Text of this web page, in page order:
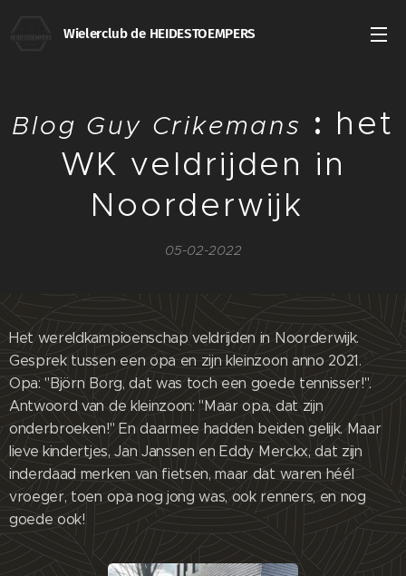
Wielerclub de HEIDESTOEMPERS
Blog Guy Crikemans : het
WK veldrijden in
Noorderwijk
05-02-2022
Het wereldkampioenschap veldrijden in Noorderwijk.
Gesprek tussen een opa en zijn kleinzoon anno 2021.
Opa: "Björn Borg, dat was toch een goede tennisser!".
Antwoord van de kleinzoon: "Maar opa, dat zijn
onderbroeken!" En daarmee hadden beiden gelijk. Maar
lieve kindertjes, Jan Janssen en Eddy Merckx, dat zijn
inderdaad merken van fietsen, maar dat waren héél
vroeger, toen opa nog jong was, ook renners, en nog
goede ook!